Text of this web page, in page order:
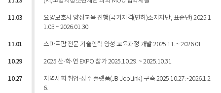
11.03
요양보호사 양성교육 진행(국가자격(면허)소지자반, 표준반) 2025.1
1.03 ~ 2026.01.30
11.01 스마트팜 전문 기술인력 양성 교육과정 개발 2025.11. ~ 2026.01.
10.29 2025 산·학·연 EXPO 참가 2025.10.29. ~ 2025.10.31.
10.27
지역사회 취업·정주 플랫폼(JB-JobLink) 구축 2025.10.27.~2026.1.2
6.